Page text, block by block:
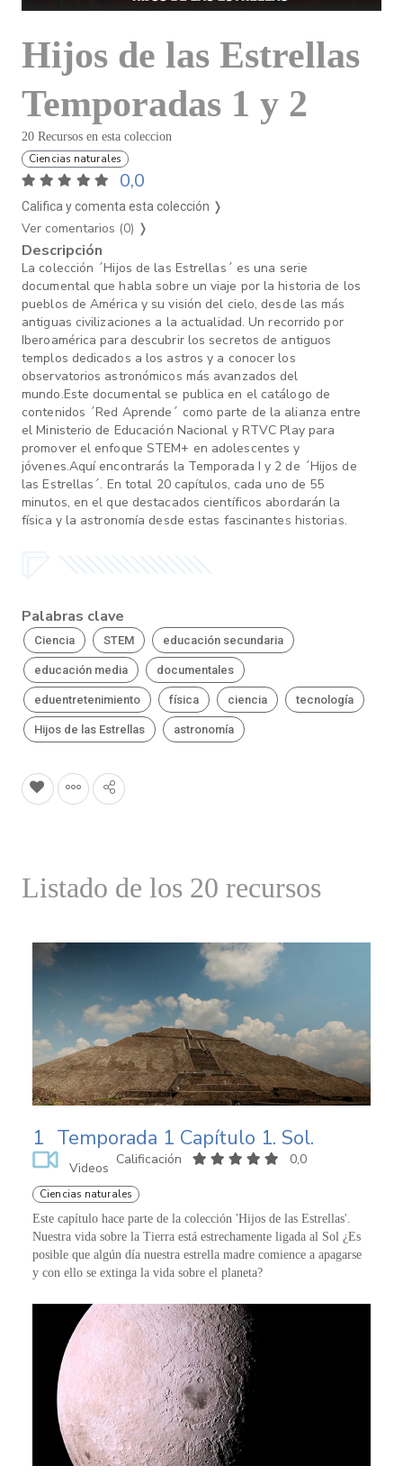
Hijos de las Estrellas
Temporadas 1 y 2
20 Recursos en esta coleccion
Ciencias naturales
0,0
Califica y comenta esta colección ❭
Ver comentarios (0) ❭
Descripción
La colección ´Hijos de las Estrellas´ es una serie
documental que habla sobre un viaje por la historia de los
pueblos de América y su visión del cielo, desde las más
antiguas civilizaciones a la actualidad. Un recorrido por
Iberoamérica para descubrir los secretos de antiguos
templos dedicados a los astros y a conocer los
observatorios astronómicos más avanzados del
mundo.Este documental se publica en el catálogo de
contenidos ´Red Aprende´ como parte de la alianza entre
el Ministerio de Educación Nacional y RTVC Play para
promover el enfoque STEM+ en adolescentes y
jóvenes.Aquí encontrarás la Temporada I y 2 de ´Hijos de
las Estrellas´. En total 20 capítulos, cada uno de 55
minutos, en el que destacados científicos abordarán la
física y la astronomía desde estas fascinantes historias.
Palabras clave
Ciencia STEM educación secundaria
educación media documentales
eduentretenimiento física ciencia tecnología
Hijos de las Estrellas astronomía
Listado de los 20 recursos
1 Temporada 1 Capítulo 1. Sol.
Videos
Calificación 0,0
Ciencias naturales
Este capítulo hace parte de la colección 'Hijos de las Estrellas'.
Nuestra vida sobre la Tierra está estrechamente ligada al Sol ¿Es
posible que algún día nuestra estrella madre comience a apagarse
y con ello se extinga la vida sobre el planeta?